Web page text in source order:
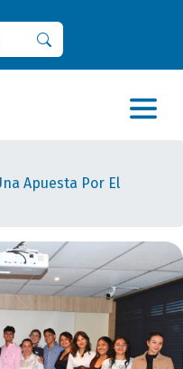
Apuesta Por El